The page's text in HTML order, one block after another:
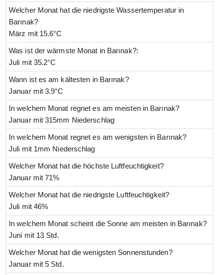
Welcher Monat hat die niedrigste Wassertemperatur in
Barınak?
März mit 15.6°C
Was ist der wärmste Monat in Barınak?:
Juli mit 35.2°C
Wann ist es am kältesten in Barınak?
Januar mit 3.9°C
In welchem Monat regnet es am meisten in Barınak?
Januar mit 315mm Niederschlag
In welchem Monat regnet es am wenigsten in Barınak?
Juli mit 1mm Niederschlag
Welcher Monat hat die höchste Luftfeuchtigkeit?
Januar mit 71%
Welcher Monat hat die niedrigste Luftfeuchtigkeit?
Juli mit 46%
In welchem Monat scheint die Sonne am meisten in Barınak?
Juni mit 13 Std.
Welcher Monat hat die wenigsten Sonnenstunden?
Januar mit 5 Std.